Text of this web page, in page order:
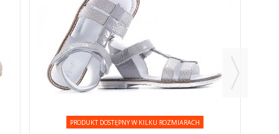
PRODUKT DOSTĘPNY W KILKU ROZMIARACH